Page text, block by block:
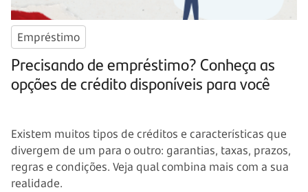
Empréstimo
Precisando de empréstimo? Conheça as
opções de crédito disponíveis para você
Existem muitos tipos de créditos e características que
divergem de um para o outro: garantias, taxas, prazos,
regras e condições. Veja qual combina mais com a sua
realidade.